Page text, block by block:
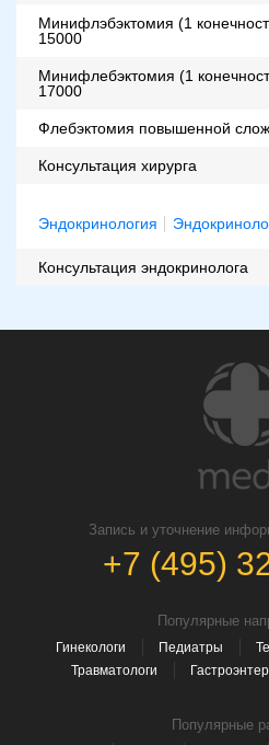
Минифлэбэктомия (1
15000
Минифлебэктомия (1
17000
Флебэктомия повышенной
Консультация хирурга
Эндокринология
Консультация эндокринолога
Запись и уточнение
+7 (495)
Популярные
Гинекологи Педиатры
Травматологи
Популярные